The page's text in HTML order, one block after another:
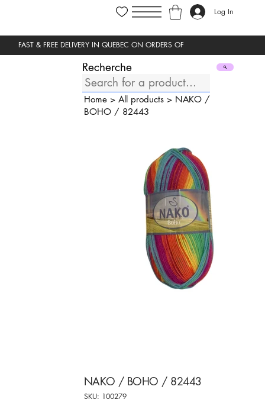
Log In
Recherche
Home> All products> NAKO /
BOHO / 82443
NAKO / BOHO / 82443
SKU:
SKU
100279
100279